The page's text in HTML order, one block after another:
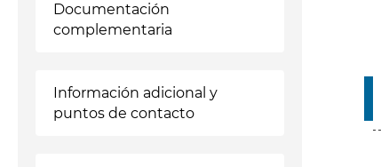
Documentación
complementaria
Información adicional y
puntos de contacto